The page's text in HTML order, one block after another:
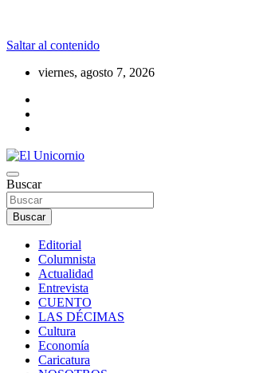
Saltar al contenido
viernes, agosto 7, 2026
El Unicornio
La realidad supera la fantasía
Buscar
Buscar
Editorial
Columnista
Actualidad
Entrevista
CUENTO
LAS DÉCIMAS
Cultura
Economía
Caricatura